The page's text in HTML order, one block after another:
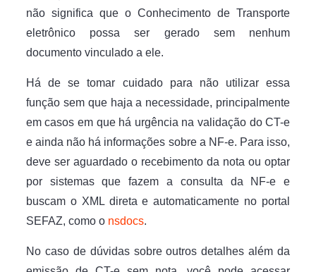
não significa que o Conhecimento de Transporte
eletrônico possa ser gerado sem nenhum
documento vinculado a ele.
Há de se tomar cuidado para não utilizar essa
função sem que haja a necessidade, principalmente
em casos em que há urgência na validação do CT-e
e ainda não há informações sobre a NF-e. Para isso,
deve ser aguardado o recebimento da nota ou optar
por sistemas que fazem a consulta da NF-e e
buscam o XML direta e automaticamente no portal
SEFAZ, como o nsdocs.
No caso de dúvidas sobre outros detalhes além da